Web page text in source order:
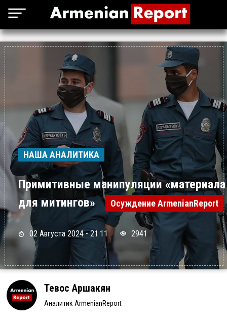
НАША АНАЛИТИКА
Примитивные манипуляции «материала
для митингов»
Осуждение ArmenianReport
02 Августа 2024 - 21:11 2941
Тевос Аршакян
Аналитик ArmenianReport